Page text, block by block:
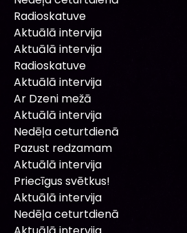
Radioskatuve
Aktuālā intervija
Aktuālā intervija
Radioskatuve
Aktuālā intervija
Ar Dzeni mežā
Aktuālā intervija
Nedēļa ceturtdienā
Pazust redzamam
Aktuālā intervija
Priecīgus svētkus!
Aktuālā intervija
Nedēļa ceturtdienā